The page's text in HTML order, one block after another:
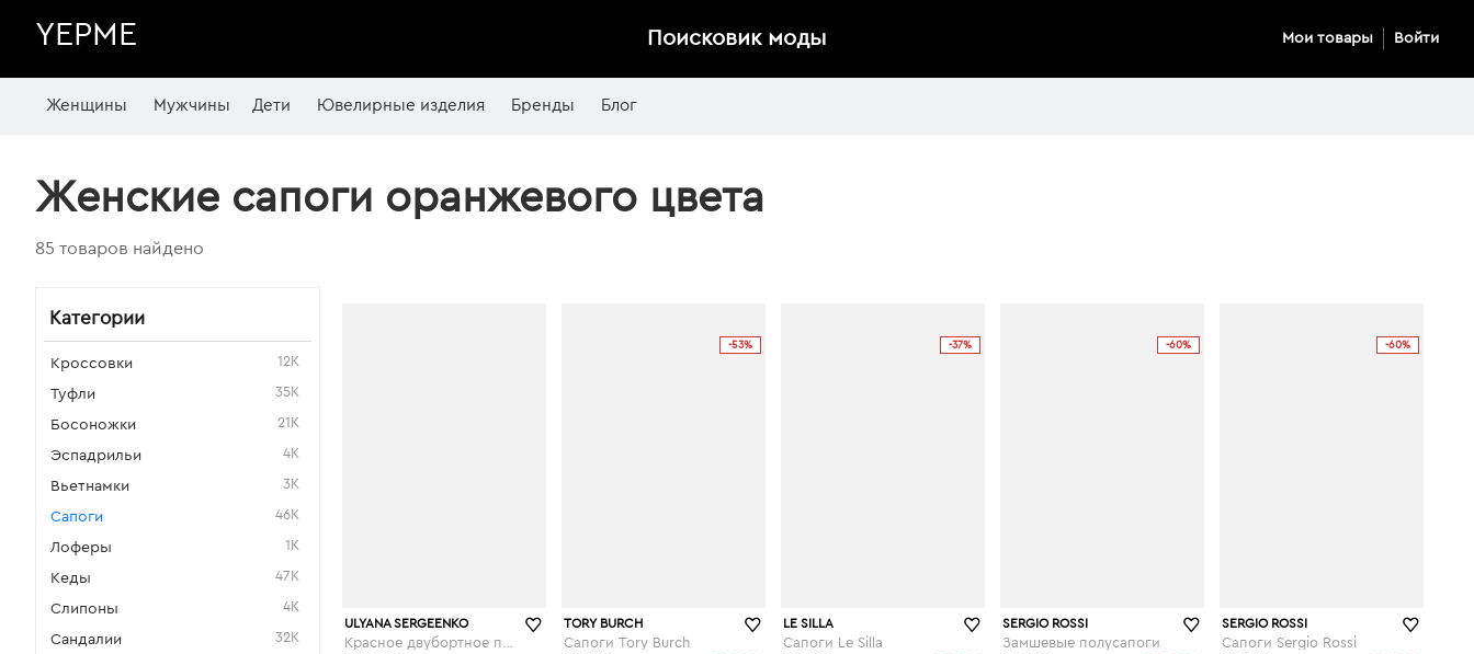
YEPME Поисковик моды Мои товары Войти
Женщины Мужчины Дети Ювелирные изделия Бренды Блог
Женские сапоги оранжевого цвета
85 товаров найдено
Категории
Кроссовки 12K
Туфли 35K
Босоножки 21K
Эспадрильи 4K
Вьетнамки 3K
Сапоги 46K
Лоферы 1K
Кеды 47K
Слипоны 4K
Сандалии 32K
aizel.ru
ULYANA SERGEENKO
-53%
kupivip.ru
TORY BURCH
Сапоги Tory Burch
-37%
LE SILLA
Сапоги Le Silla
-60%
theoutlet.ru
SERGIO ROSSI
Замшевые полусапоги
-60%
vipavenue.ru
SERGIO ROSSI
Сапоги Sergio Rossi